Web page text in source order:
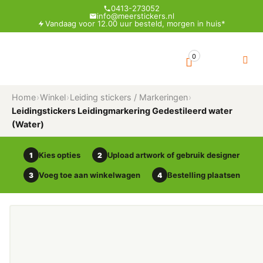
0413-273052
info@meerstickers.nl
Vandaag voor 12.00 uur besteld, morgen in huis*
0
Home›Winkel›Leiding stickers / Markeringen›
Leidingstickers Leidingmarkering Gedestileerd water
(Water)
1 Kies opties 2 Upload artwork of gebruik designer
3 Voeg toe aan winkelwagen 4 Bestelling plaatsen